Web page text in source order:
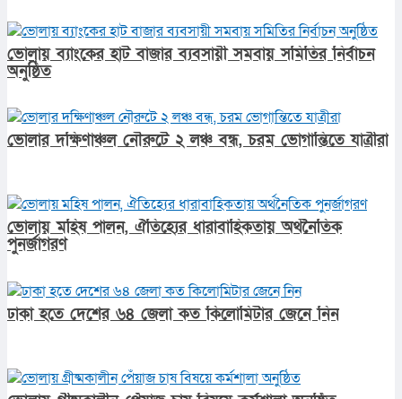
ভোলায় ব্যাংকের হাট বাজার ব্যবসায়ী সমবায় সমিতির নির্বাচন
অনুষ্ঠিত
ভোলার দক্ষিণাঞ্চল নৌরুটে ২ লঞ্চ বন্ধ, চরম ভোগান্তিতে যাত্রীরা
ভোলায় মহিষ পালন, ঐতিহ্যের ধারাবাহিকতায় অর্থনৈতিক
পুনর্জাগরণ
ঢাকা হতে দেশের ৬৪ জেলা কত কিলোমিটার জেনে নিন